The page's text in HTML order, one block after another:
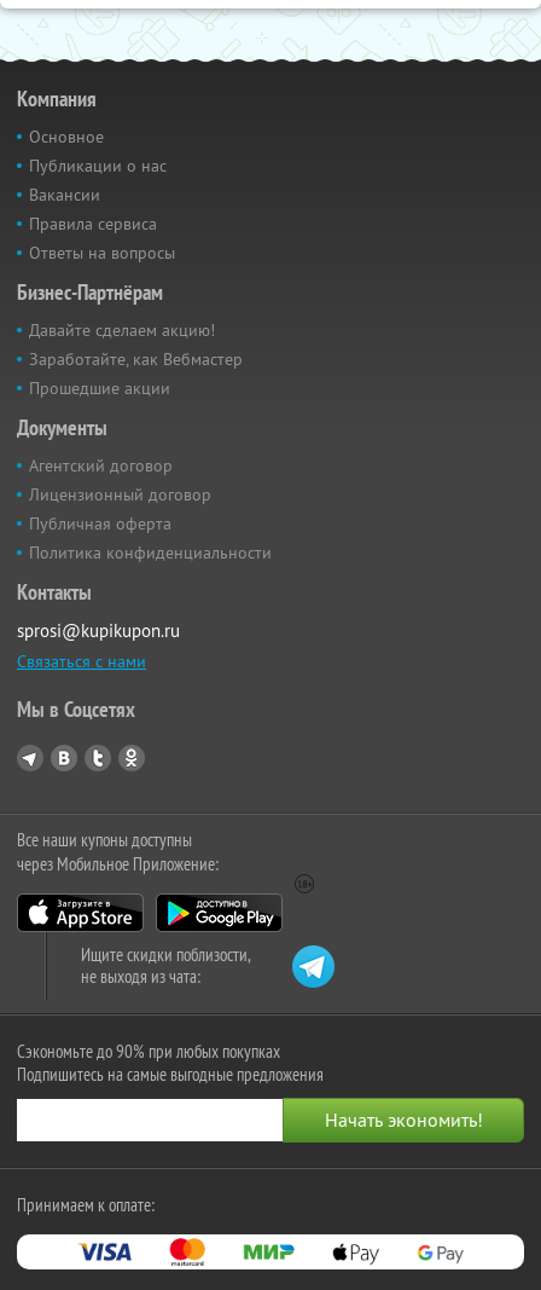
Компания
Основное
Публикации о нас
Вакансии
Правила сервиса
Ответы на вопросы
Бизнес-Партнёрам
Давайте сделаем акцию!
Заработайте, как Вебмастер
Прошедшие акции
Документы
Агентский договор
Лицензионный договор
Публичная оферта
Политика конфиденциальности
Контакты
sprosi@kupikupon.ru
Связаться с нами
Мы в Соцсетях
Все наши купоны доступны
через Мобильное Приложение:
Ищите скидки поблизости,
не выходя из чата:
Сэкономьте до 90% при любых покупках
Подпишитесь на самые выгодные предложения
Принимаем к оплате: